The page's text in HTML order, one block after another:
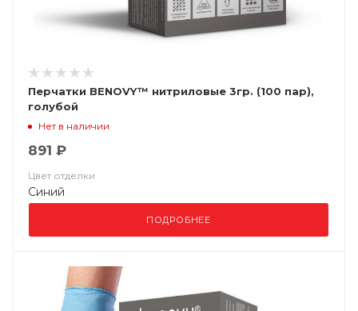
Перчатки BENOVY™ нитриловые 3гр. (100 пар),
голубой
Нет в наличии
891 ₽
Цвет отделки
Синий
ПОДРОБНЕЕ